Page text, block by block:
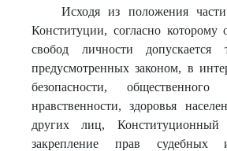
Исходя из положения
Конституции, согласно которому
свобод личности допускается
предусмотренных законом, в
безопасности,
нравственности, здоровья
других лиц,
закрепление прав судебных